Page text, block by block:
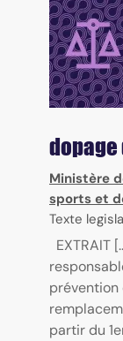
Ministère
sports et
Texte
EXTRAIT
prévention
partir du